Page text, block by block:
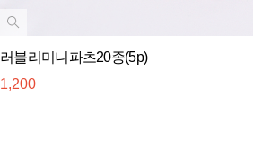
러블리미니파츠20종(5p)
1,200